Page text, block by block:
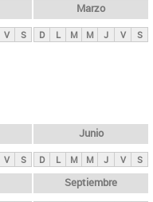
V S
Marzo
D L M M J V S
V S
Junio
D L M M J V S
Septiembre